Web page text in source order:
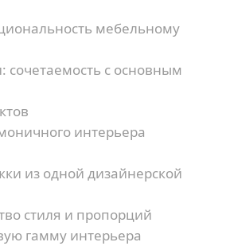
мебельному
сочетаемость с основным
интерьера
из одной дизайнерской
стиля и пропорций
гамму интерьера